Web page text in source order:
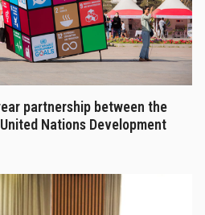
partnership between the
Nations Development